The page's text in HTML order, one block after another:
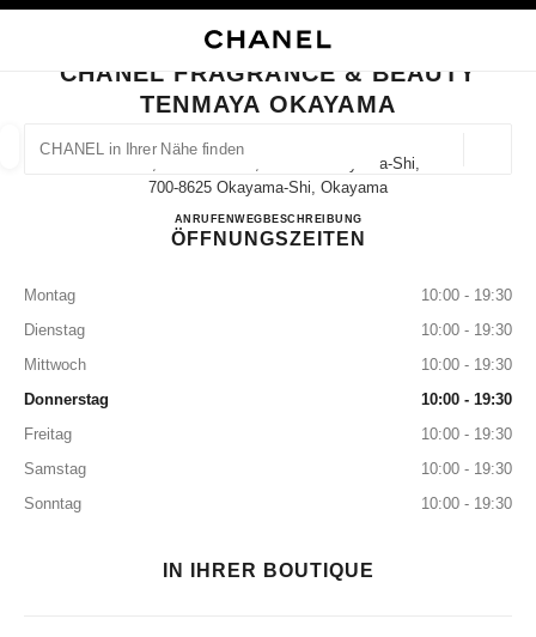
CHANEL IN IHRER NÄHE FINDEN
Vorschläge werden unter dieser Suchleiste angezeigt
0 Vorschläge verfügbar
BOUTIQUEKARTE SCHLIESSEN CHANEL FRAGRANCE & BEAUTY
CHANEL FRAGRANCE & BEAUTY
TENMAYA OKAYAMA
2-1-1, Omote-Machi, Kita-Ku Okayama-Shi,
700-8625 Okayama-Shi, Okayama
ANRUFEN086-231-7231
WEGBESCHREIBUNGCHANEL FRAGRANCE &
ÖFFNUNGSZEITEN
Montag
10:00 - 19:30
Dienstag
10:00 - 19:30
Mittwoch
10:00 - 19:30
Donnerstag
10:00 - 19:30
Freitag
10:00 - 19:30
Samstag
10:00 - 19:30
Sonntag
10:00 - 19:30
IN IHRER BOUTIQUE
BRILLEN UHREN UND SCHMUCK